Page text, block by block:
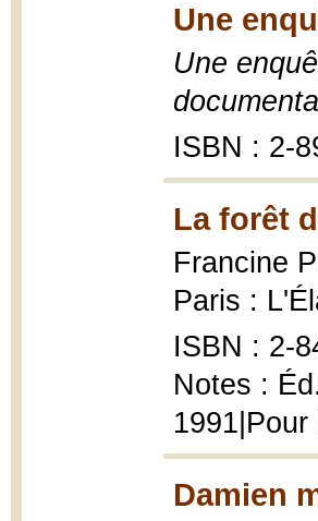
Une
Une
ISBN : 2-
La forêt
Francine
Paris :
ISBN : 2-
Notes :
Damien